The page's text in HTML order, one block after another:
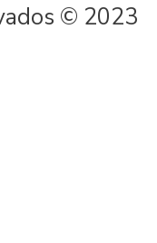
© 2023